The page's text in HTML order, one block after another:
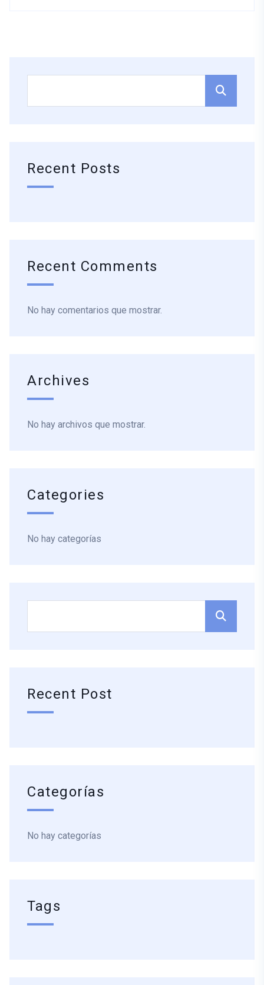
Recent Posts
Recent Comments
No hay comentarios que mostrar.
Archives
No hay archivos que mostrar.
Categories
No hay categorías
Recent Post
Categorías
No hay categorías
Tags